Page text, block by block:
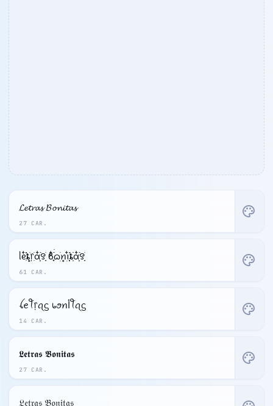
27 CAR.
𝓛𝓮𝓽𝓻𝓪𝓼 𝓑𝓸𝓷𝓲𝓽𝓪𝓼 palette
61 CAR.
ᥣᧉ᩠ִ໋֗֗ȶׂׅ᥅ִׂαִׂ໋ׅׅ࣪꯱ָׂ ϐִִׂ໋֢࣪࣪ᦒ᩠ׂׅꪀ݂࣭݂ꪱִ໋ׅ࣪֗ȶִׂׂׅαִׂ໋ׅׅ࣪꯱ָׂ palette
14 CAR.
ꪶꫀꪻ᥅ꪖᦓ ᥇ꪮꪀﺃꪻꪖᦓ palette
27 CAR.
𝕷𝖊𝖙𝖗𝖆𝖘 𝕭𝖔𝖓𝖎𝖙𝖆𝖘 palette
𝔏𝔢𝔱𝔯𝔞𝔰 𝔅𝔬𝔫𝔦𝔱𝔞𝔰